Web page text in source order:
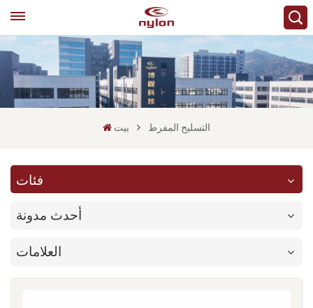
بيت التسليح المفرط
فئات
أحدث مدونة
العلامات